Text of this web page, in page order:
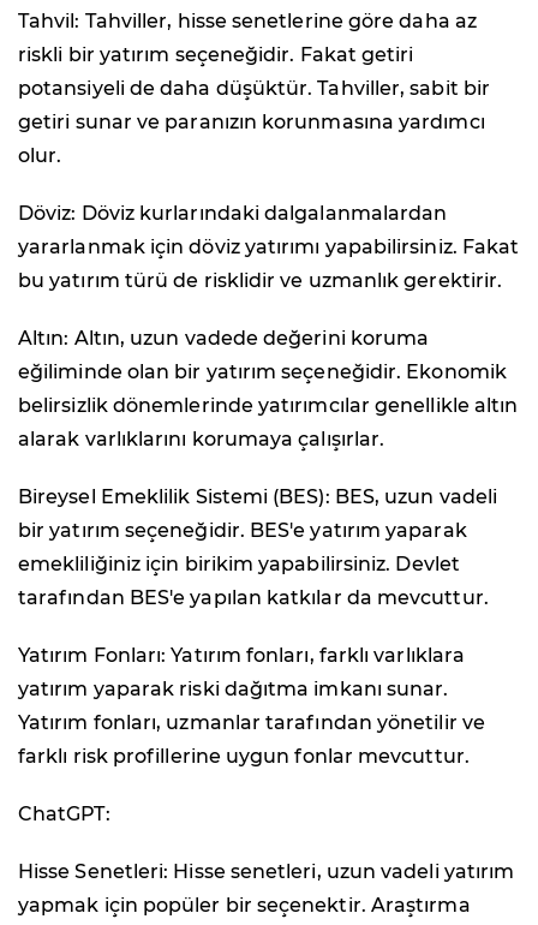
Tahvil: Tahviller, hisse senetlerine göre daha az
riskli bir yatırım seçeneğidir. Fakat getiri
potansiyeli de daha düşüktür. Tahviller, sabit bir
getiri sunar ve paranızın korunmasına yardımcı
olur.
Döviz: Döviz kurlarındaki dalgalanmalardan
yararlanmak için döviz yatırımı yapabilirsiniz. Fakat
bu yatırım türü de risklidir ve uzmanlık gerektirir.
Altın: Altın, uzun vadede değerini koruma
eğiliminde olan bir yatırım seçeneğidir. Ekonomik
belirsizlik dönemlerinde yatırımcılar genellikle altın
alarak varlıklarını korumaya çalışırlar.
Bireysel Emeklilik Sistemi (BES): BES, uzun vadeli
bir yatırım seçeneğidir. BES'e yatırım yaparak
emekliliğiniz için birikim yapabilirsiniz. Devlet
tarafından BES'e yapılan katkılar da mevcuttur.
Yatırım Fonları: Yatırım fonları, farklı varlıklara
yatırım yaparak riski dağıtma imkanı sunar.
Yatırım fonları, uzmanlar tarafından yönetilir ve
farklı risk profillerine uygun fonlar mevcuttur.
ChatGPT:
Hisse Senetleri: Hisse senetleri, uzun vadeli yatırım
yapmak için popüler bir seçenektir. Araştırma